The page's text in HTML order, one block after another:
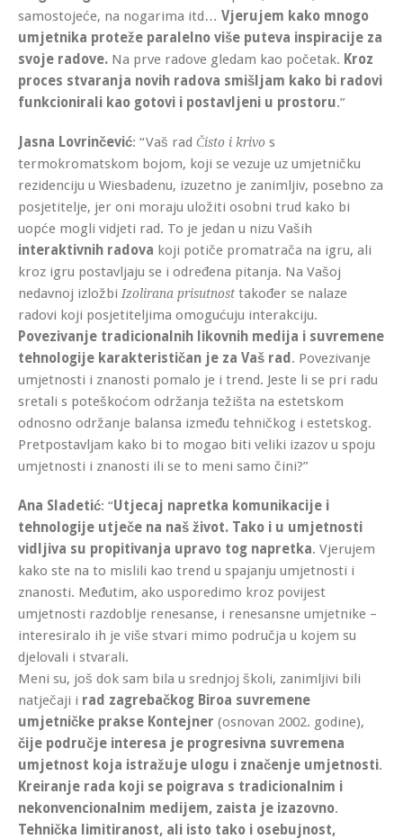
samostojeće, na nogarima itd… Vjerujem kako mnogo
umjetnika proteže paralelno više puteva inspiracije za
svoje radove. Na prve radove gledam kao početak. Kroz
proces stvaranja novih radova smišljam kako bi radovi
funkcionirali kao gotovi i postavljeni u prostoru.”
Jasna Lovrinčević: “Vaš rad Čisto i krivo s
termokromatskom bojom, koji se vezuje uz umjetničku
rezidenciju u Wiesbadenu, izuzetno je zanimljiv, posebno za
posjetitelje, jer oni moraju uložiti osobni trud kako bi
uopće mogli vidjeti rad. To je jedan u nizu Vaših
interaktivnih radova koji potiče promatrača na igru, ali
kroz igru postavljaju se i određena pitanja. Na Vašoj
nedavnoj izložbi Izolirana prisutnost također se nalaze
radovi koji posjetiteljima omogućuju interakciju.
Povezivanje tradicionalnih likovnih medija i suvremene
tehnologije karakterističan je za Vaš rad . Povezivanje
umjetnosti i znanosti pomalo je i trend. Jeste li se pri radu
sretali s poteškoćom održanja težišta na estetskom
odnosno održanje balansa između tehničkog i estetskog.
Pretpostavljam kako bi to mogao biti veliki izazov u spoju
umjetnosti i znanosti ili se to meni samo čini?”
Ana Sladetić: “Utjecaj napretka komunikacije i
tehnologije utječe na naš život. Tako i u umjetnosti
vidljiva su propitivanja upravo tog napretka. Vjerujem
kako ste na to mislili kao trend u spajanju umjetnosti i
znanosti. Međutim, ako usporedimo kroz povijest
umjetnosti razdoblje renesanse, i renesansne umjetnike –
interesiralo ih je više stvari mimo područja u kojem su
djelovali i stvarali.
Meni su, još dok sam bila u srednjoj školi, zanimljivi bili
natječaji i rad zagrebačkog Biroa suvremene
umjetničke prakse Kontejner (osnovan 2002. godine),
čije područje interesa je progresivna suvremena
umjetnost koja istražuje ulogu i značenje umjetnosti.
Kreiranje rada koji se poigrava s tradicionalnim i
nekonvencionalnim medijem, zaista je izazovno.
Tehnička limitiranost, ali isto tako i osebujnost,